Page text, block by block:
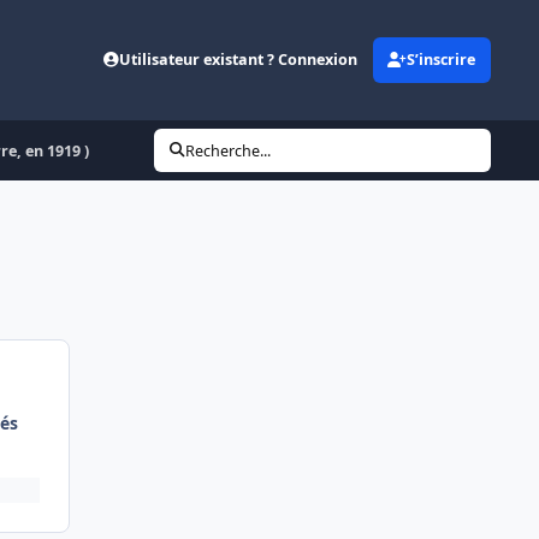
Utilisateur existant ? Connexion S’inscrire
en 1919 ) Recherche...